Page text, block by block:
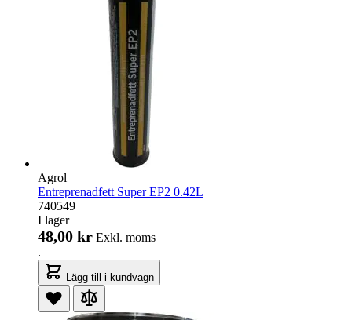
Agrol
Entreprenadfett Super EP2 0.42L
740549
I lager
48,00 kr Exkl. moms
.
Lägg till i kundvagn